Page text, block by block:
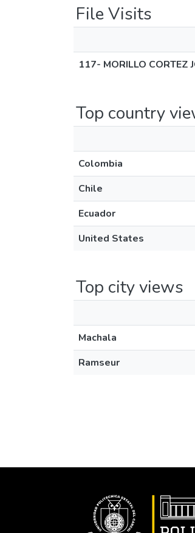
File Visits
117- MORILLO CORTEZ
Top country
Colombia
Chile
Ecuador
United States
Top city views
Machala
Ramseur